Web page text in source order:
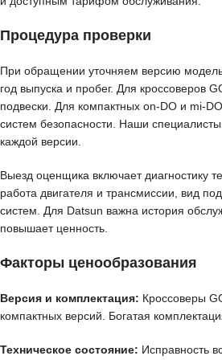
Процедура проверки
При обращении уточняем версию модель
год выпуска и пробег. Для кроссоверов
подвески. Для компактных on-DO и mi-
систем безопасности. Наши
каждой версии.
Выезд оценщика включает диагностику
работа двигателя и трансмиссии, вид
систем. Для Datsun важна история
повышает ценность.
Факторы ценообразования
Версия и комплектация: Кроссоверы
компактных версий. Богатая
Техническое состояние: Исправность